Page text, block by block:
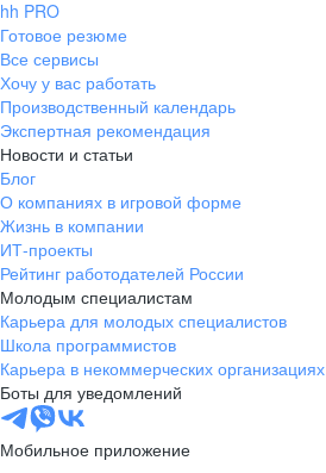
hh PRO
Готовое резюме
Все сервисы
Хочу у вас работать
Производственный календарь
Экспертная рекомендация
Новости и статьи
Блог
О компаниях в игровой форме
Жизнь в компании
ИТ-проекты
Рейтинг работодателей России
Молодым специалистам
Карьера для молодых специалистов
Школа программистов
Карьера в некоммерческих организациях
Боты для уведомлений
Мобильное приложение